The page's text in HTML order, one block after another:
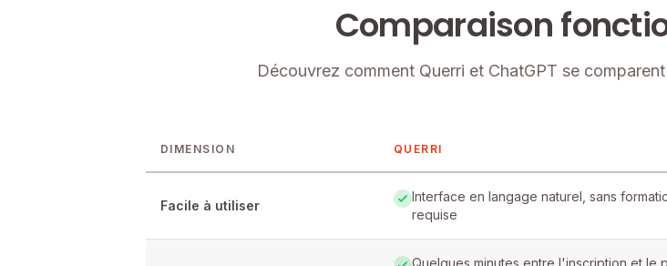
Comparaison
Découvrez comment Querri et ChatGPT se
DIMENSION QUERRI
Facile à utiliser
Interface en langage naturel, sans
requise
Quelques minutes entre l'inscription et le